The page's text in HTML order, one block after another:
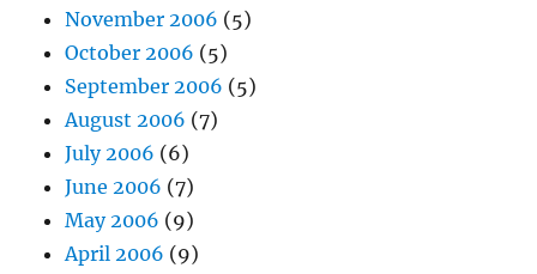
November 2006 (5)
October 2006 (5)
September 2006 (5)
August 2006 (7)
July 2006 (6)
June 2006 (7)
May 2006 (9)
April 2006 (9)